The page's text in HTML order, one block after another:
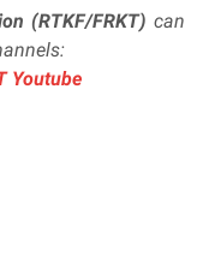
(RTKF/FRKT) can
Youtube